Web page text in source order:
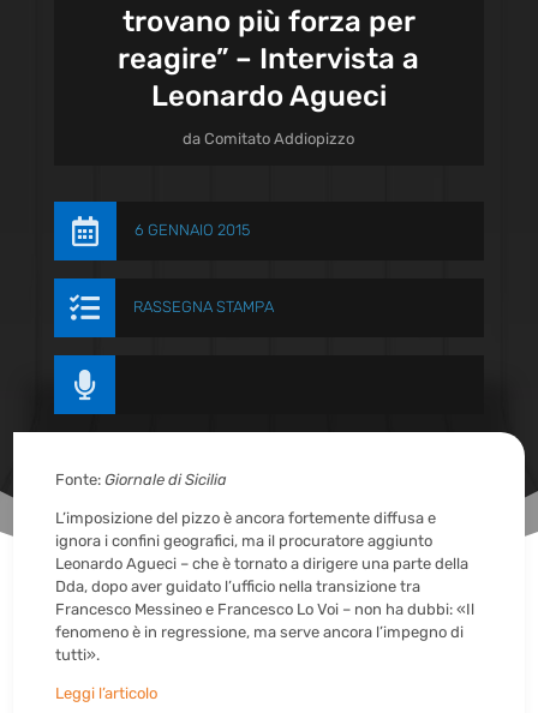
trovano più forza per
reagire” – Intervista a
Leonardo Agueci
daComitato Addiopizzo
 6 GENNAIO 2015
 RASSEGNA STAMPA

Fonte:Giornale di Sicilia
L’imposizione del pizzo è ancora fortemente diffusa e
ignora i confini geografici, ma il procuratore aggiunto
Leonardo Agueci – che è tornato a dirigere una parte della
Dda, dopo aver guidato l’ufficio nella transizione tra
Francesco Messineo e Francesco Lo Voi – non ha dubbi: «Il
fenomeno è in regressione, ma serve ancora l’impegno di
tutti».
Leggi l’articolo